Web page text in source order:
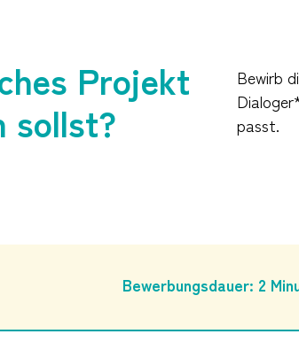
Projekt
sollst?
Bewirb
passt.
Bewerbungsdauer: 2